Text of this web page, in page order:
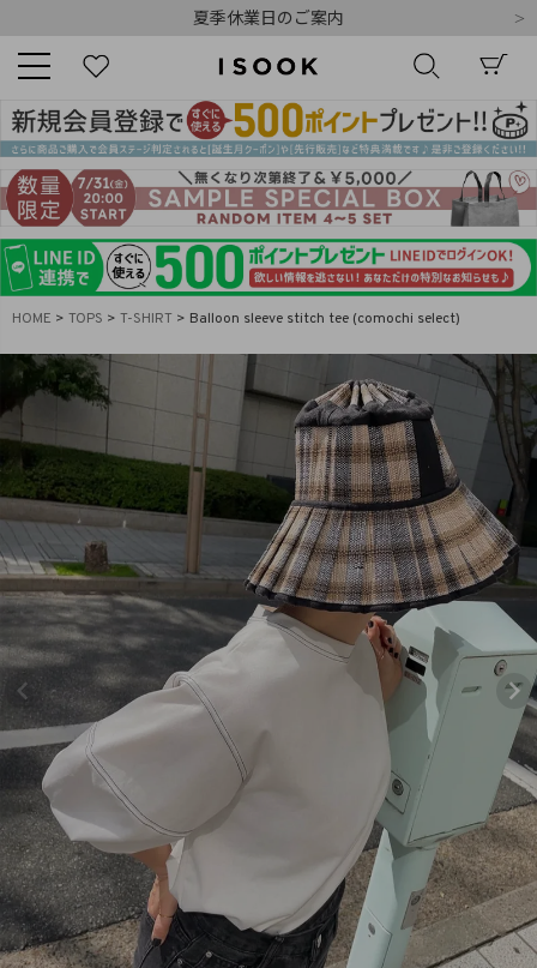
夏季休業日のご案内
10,000円以上ご購入で送料無料
新規会員登録でもれなく500ポイントプレゼント
夏季休業日のご案内
令和8年熊本地震の影響によるお荷物のお届けについて
キーワード
商品番号
新着 再入荷 SALE
商品タイプ
ORIGINAL HIT ITEM
カラー
価格（税込）
HOME TOPS T-SHIRT Balloon sleeve stitch tee (comochi select)